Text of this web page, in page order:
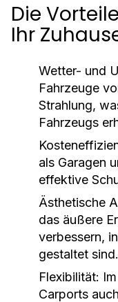
Die
Ihr
Wetter- und
Fahrzeuge
Strahlung,
Fahrzeugs
als Garagen
effektive
Ästhetische
das äußere
verbessern,
gestaltet sind.
Flexibilität:
Carports